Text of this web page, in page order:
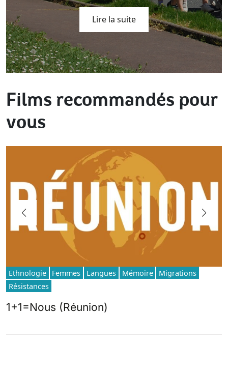
Lire la suite
Films recommandés pour
vous
Ethnologie Femmes Langues Mémoire
Migrations
Résistances
1+1=Nous (Réunion)